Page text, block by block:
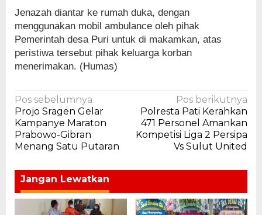
Jenazah diantar ke rumah duka, dengan
menggunakan mobil ambulance oleh pihak
Pemerintah desa Puri untuk di makamkan, atas
peristiwa tersebut pihak keluarga korban
menerimakan. (Humas)
Navigasi
pos
Pos sebelumnya
Projo Sragen Gelar
Kampanye Maraton
Prabowo-Gibran
Menang Satu Putaran
Pos berikutnya
Polresta Pati Kerahkan
471 Personel Amankan
Kompetisi Liga 2 Persipa
Vs Sulut United
Jangan Lewatkan